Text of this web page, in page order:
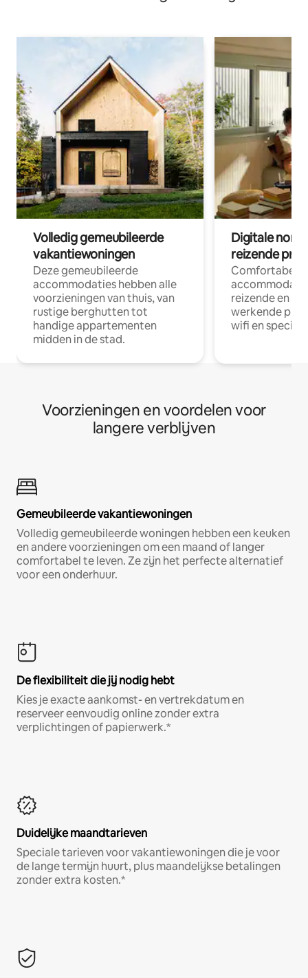
Volledig gemeubileerde
vakantiewoningen
Deze gemeubileerde
accommodaties hebben alle
voorzieningen van thuis, van
rustige berghutten tot
handige appartementen
midden in de stad.
Digitale
reizende
Comfortabele
reizende en
werkende
wifi en
Voorzieningen en voordelen voor
langere verblijven
Gemeubileerde vakantiewoningen
Volledig gemeubileerde woningen hebben een keuken
en andere voorzieningen om een maand of langer
comfortabel te leven. Ze zijn het perfecte alternatief
voor een onderhuur.
De flexibiliteit die jij nodig hebt
Kies je exacte aankomst- en vertrekdatum en
reserveer eenvoudig online zonder extra
verplichtingen of papierwerk.*
Duidelijke maandtarieven
Speciale tarieven voor vakantiewoningen die je voor
de lange termijn huurt, plus maandelijkse betalingen
zonder extra kosten.*